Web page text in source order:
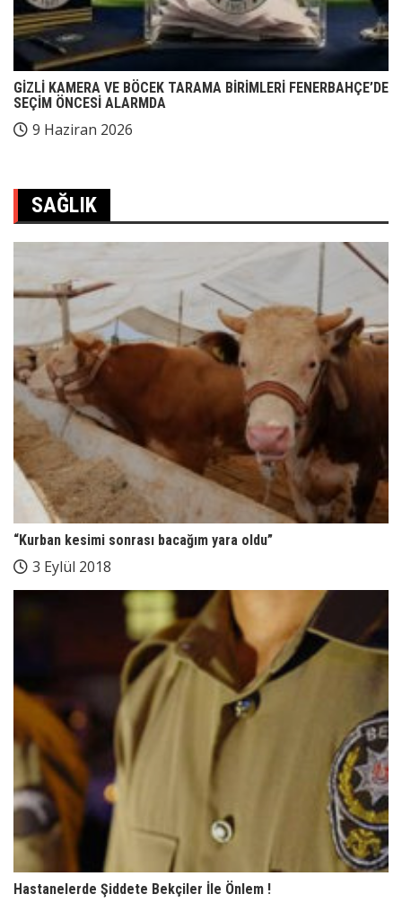
GİZLİ KAMERA VE BÖCEK TARAMA BİRİMLERİ FENERBAHÇE’DE
SEÇİM ÖNCESİ ALARMDA
9 Haziran 2026
SAĞLIK
“Kurban kesimi sonrası bacağım yara oldu”
3 Eylül 2018
Hastanelerde Şiddete Bekçiler İle Önlem !